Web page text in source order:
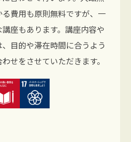
費用も原則無料ですが、一
座もあります。講座内容や
目的や滞在時間に合うよう
せをさせていただきます。